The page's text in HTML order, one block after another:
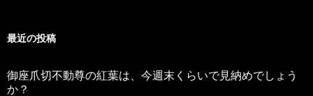
最近の投稿
御座爪切不動尊の紅葉は、今週末くらいで見納めでしょう
か？